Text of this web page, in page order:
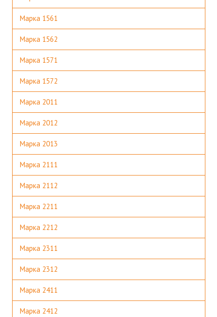
Марка 1561
Марка 1562
Марка 1571
Марка 1572
Марка 2011
Марка 2012
Марка 2013
Марка 2111
Марка 2112
Марка 2211
Марка 2212
Марка 2311
Марка 2312
Марка 2411
Марка 2412